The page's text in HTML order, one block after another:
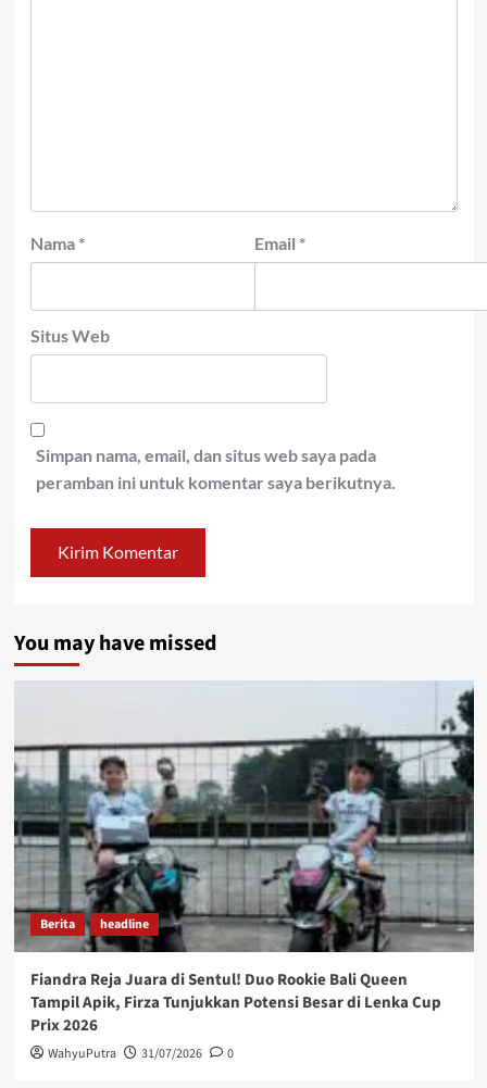
Nama * Email *
Situs Web
Simpan nama, email, dan situs web saya pada
peramban ini untuk komentar saya berikutnya.
You may have missed
Berita headline
Fiandra Reja Juara di Sentul! Duo Rookie Bali Queen
Tampil Apik, Firza Tunjukkan Potensi Besar di Lenka Cup
Prix 2026
WahyuPutra 31/07/2026 0